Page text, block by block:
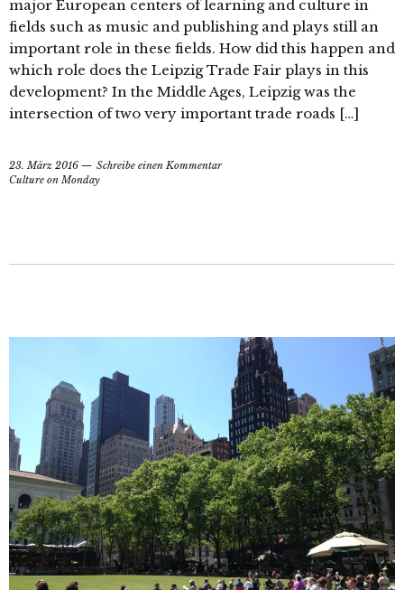
major European centers of learning and culture in
fields such as music and publishing and plays still an
important role in these fields. How did this happen and
which role does the Leipzig Trade Fair plays in this
development? In the Middle Ages, Leipzig was the
intersection of two very important trade roads […]
23. März 2016
Schreibe einen Kommentar
Culture on Monday